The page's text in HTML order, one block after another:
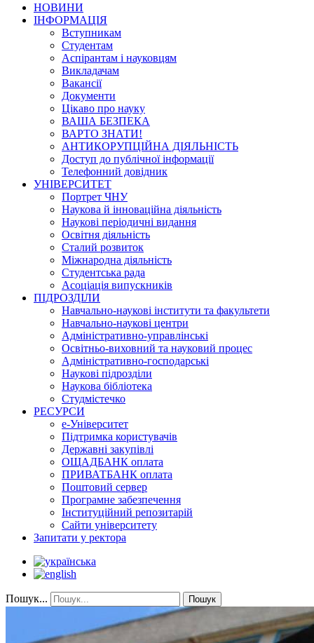
НОВИНИ
ІНФОРМАЦІЯ
Вступникам
Студентам
Аспірантам і науковцям
Викладачам
Вакансії
Документи
Цікаво про науку
ВАША БЕЗПЕКА
ВАРТО ЗНАТИ!
АНТИКОРУПЦІЙНА ДІЯЛЬНІСТЬ
Доступ до публічної інформації
Телефонний довідник
УНІВЕРСИТЕТ
Портрет ЧНУ
Наукова й інноваційна діяльність
Наукові періодичні видання
Освітня діяльність
Сталий розвиток
Міжнародна діяльність
Студентська рада
Асоціація випускників
ПІДРОЗДІЛИ
Навчально-наукові інститути та факультети
Навчально-наукові центри
Адміністративно-управлінські
Освітньо-виховний та науковий процес
Адміністративно-господарські
Наукові підрозділи
Наукова бібліотека
Студмістечко
РЕСУРСИ
е-Університет
Підтримка користувачів
Державні закупівлі
ОЩАДБАНК оплата
ПРИВАТБАНК оплата
Поштовий сервер
Програмне забезпечення
Інституційний репозитарій
Сайти університету
Запитати у ректора
Пошук... Пошук